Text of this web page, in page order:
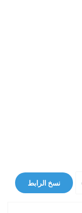
نسخ الرابط